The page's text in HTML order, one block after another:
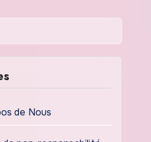
de Nous